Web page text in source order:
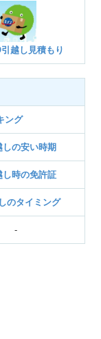
越し見積もり
ング
しの安い時期
し時の免許証
のタイミング
-